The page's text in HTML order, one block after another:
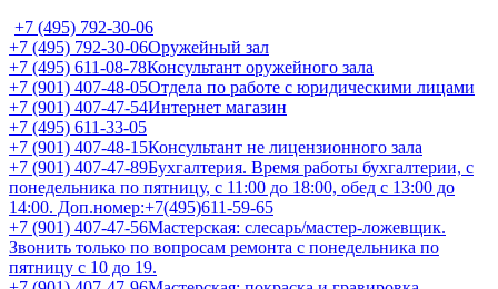
+7 (495) 792-30-06
+7 (495) 792-30-06Оружейный зал
+7 (495) 611-08-78Консультант оружейного зала
+7 (901) 407-48-05Отдела по работе с юридическими лицами
+7 (901) 407-47-54Интернет магазин
+7 (495) 611-33-05
+7 (901) 407-48-15Консультант не лицензионного зала
+7 (901) 407-47-89Бухгалтерия. Время работы бухгалтерии, с
понедельника по пятницу, с 11:00 до 18:00, обед с 13:00 до
14:00. Доп.номер:+7(495)611-59-65
+7 (901) 407-47-56Мастерская: слесарь/мастер-ложевщик.
Звонить только по вопросам ремонта с понедельника по
пятницу с 10 до 19.